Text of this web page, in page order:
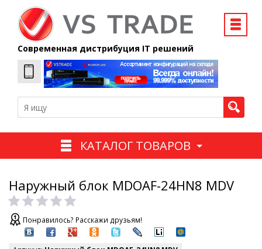
Современная дистрибуция IT решений
КАТАЛОГ ТОВАРОВ
Наружный блок MDOAF-24HN8 MDV
Понравилось? Расскажи друзьям!